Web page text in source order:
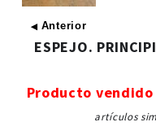
◀ Anterior
ESPEJO.
Producto vendido
artículos